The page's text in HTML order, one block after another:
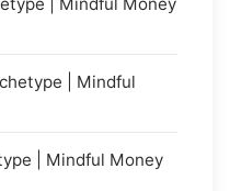
| Mindful
| Mindful Money